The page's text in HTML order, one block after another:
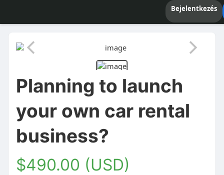
Bejelentkezés
Planning to launch
your own car rental
business?
$490.00 (USD)